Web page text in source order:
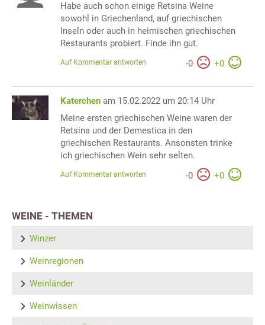
Habe auch schon einige Retsina Weine
sowohl in Griechenland, auf griechischen
Inseln oder auch in heimischen griechischen
Restaurants probiert. Finde ihn gut.
-0 +0
Auf Kommentar antworten
Katerchen am 15.02.2022 um 20:14 Uhr
Meine ersten griechischen Weine waren der
Retsina und der Demestica in den
griechischen Restaurants. Ansonsten trinke
ich griechischen Wein sehr selten.
-0 +0
Auf Kommentar antworten
WEINE - THEMEN
Winzer
Weinregionen
Weinländer
Weinwissen